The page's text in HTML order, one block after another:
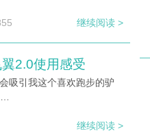
继续阅读 >
2.0使用感受
吸引我这个喜欢跑步的驴
继续阅读 >